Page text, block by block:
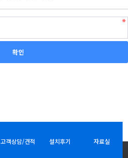
고객상담/견적 설치후기 자료실